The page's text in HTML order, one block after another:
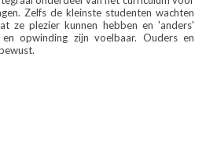
Zelfs de kleinste studenten wachten
ze plezier kunnen hebben en 'anders'
opwinding zijn voelbaar. Ouders en